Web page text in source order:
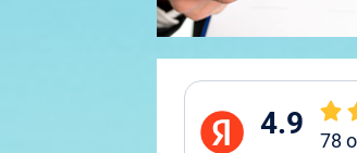
4.9 78